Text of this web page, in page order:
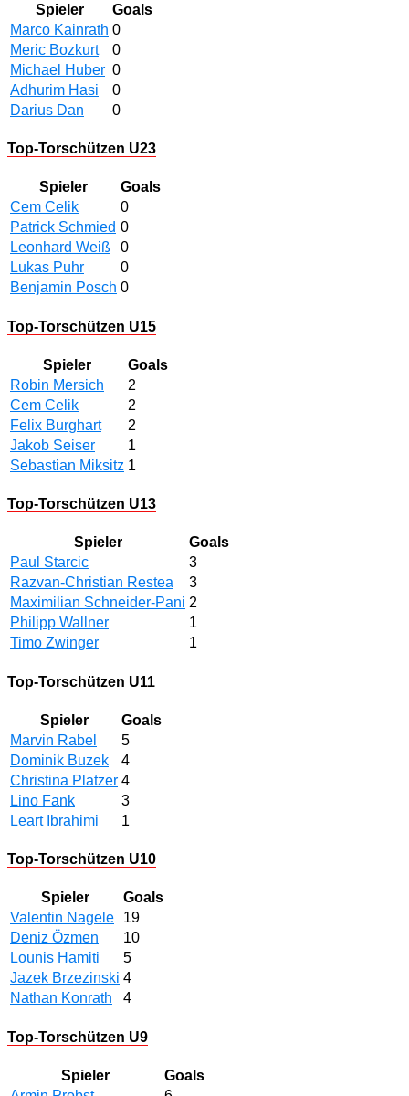
Spieler
Goals
Marco Kainrath 0
Meric Bozkurt
0
Michael Huber 0
Adhurim Hasi
0
Darius Dan
0
Top-Torschützen U23
Spieler
Goals
Cem Celik
0
Patrick Schmied 0
Leonhard Weiß
0
Lukas Puhr
0
Benjamin Posch 0
Top-Torschützen U15
Spieler
Goals
Robin Mersich
2
Cem Celik
2
Felix Burghart
2
Jakob Seiser
1
Sebastian Miksitz 1
Top-Torschützen U13
Spieler
Goals
Paul Starcic
3
Razvan-Christian Restea
3
Maximilian Schneider-Pani 2
Philipp Wallner
1
Timo Zwinger
1
Top-Torschützen U11
Spieler
Goals
Marvin Rabel
5
Dominik Buzek
4
Christina Platzer 4
Lino Fank
3
Leart Ibrahimi
1
Top-Torschützen U10
Spieler
Goals
Valentin Nagele
19
Deniz Özmen
10
Lounis Hamiti
5
Jazek Brzezinski 4
Nathan Konrath
4
Top-Torschützen U9
Spieler
Goals